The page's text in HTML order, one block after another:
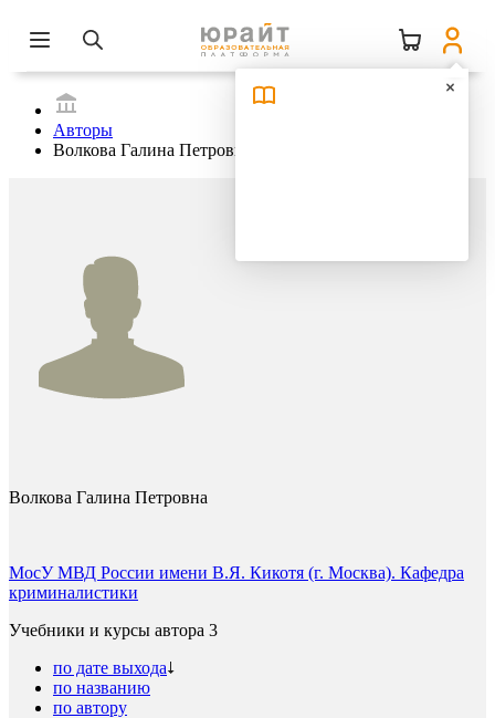
Авторы
Волкова Галина Петровна
Волкова Галина Петровна
МосУ МВД России имени В.Я. Кикотя (г. Москва). Кафедра
криминалистики
Учебники и курсы автора 3
по дате выхода
по названию
по автору